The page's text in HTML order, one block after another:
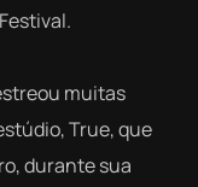
muitas
True, que
durante sua